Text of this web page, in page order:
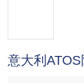
意大利